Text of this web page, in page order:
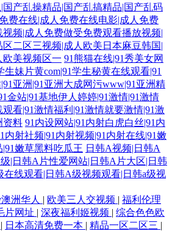
产乱操精品|国产乱搞精品|国产乱码
费在线|成人免费在线电影|成人免费
频|成人免费做受免费观看播放视频|
二区三视频|成人欧美日本麻豆韩国|
欧美视频区一 91熊猫在线|91秀美女网
生妹片黄com|91学生秘黄在线观看|91
亚洲|91亚洲大成网污www|91亚洲精
金站|91基地伊人婷婷|91激情|91激情
看|91激情福利|91激情就要激情|91激
资料 91内设网站|91内射白虎白丝|91内
内射社频|91内射视频|91内射在线|91嫩
嫩草黑料吃瓜王 日韩A视频|日韩A
|日韩A片性爱网站|日韩A片大区|日韩
在线观看|日韩A级视频观看|日韩a级视
洲华人 | 欧美三人交视频 | 福利伦理
片网址 | 深夜福利姬视频 | 综合色色欧
| 日本高清免费一本 | 精品一区二区三 |